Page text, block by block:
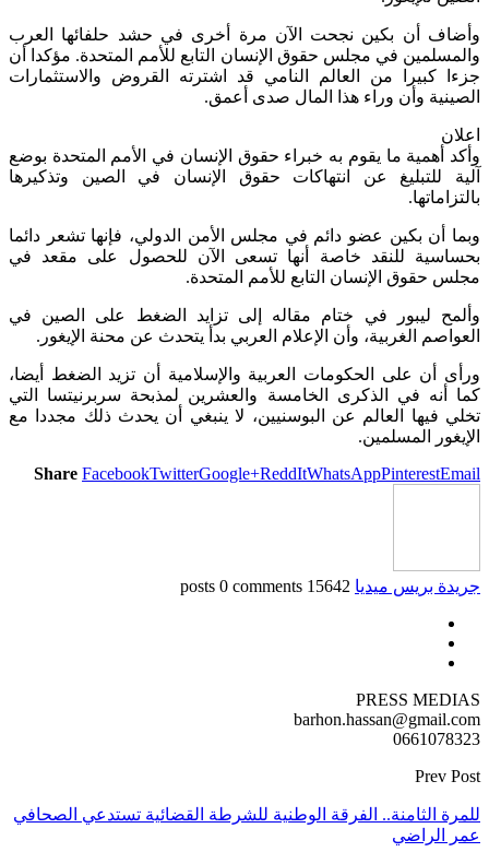
وأضاف أن بكين نجحت الآن مرة أخرى في حشد حلفائها العرب
والمسلمين في مجلس حقوق الإنسان التابع للأمم المتحدة. مؤكدا أن
جزءا كبيرا من العالم النامي قد اشترته القروض والاستثمارات
الصينية وأن وراء هذا المال صدى أعمق.
اعلان
وأكد أهمية ما يقوم به خبراء حقوق الإنسان في الأمم المتحدة بوضع
آلية للتبليغ عن انتهاكات حقوق الإنسان في الصين وتذكيرها
بالتزاماتها.
وبما أن بكين عضو دائم في مجلس الأمن الدولي، فإنها تشعر دائما
بحساسية للنقد خاصة أنها تسعى الآن للحصول على مقعد في
مجلس حقوق الإنسان التابع للأمم المتحدة.
وألمح ليبور في ختام مقاله إلى تزايد الضغط على الصين في
العواصم الغربية، وأن الإعلام العربي بدأ يتحدث عن محنة الإيغور.
ورأى أن على الحكومات العربية والإسلامية أن تزيد الضغط أيضا،
كما أنه في الذكرى الخامسة والعشرين لمذبحة سربرنيتسا التي
تخلي فيها العالم عن البوسنيين، لا ينبغي أن يحدث ذلك مجددا مع
الإيغور المسلمين.
Share FacebookTwitterGoogle+ReddItWhatsAppPinterestEmail
جريدة بريس ميديا 15642 posts
0 comments
PRESS MEDIAS
barhon.hassan@gmail.com
0661078323
Prev Post
للمرة الثامنة.. الفرقة الوطنية للشرطة القضائية تستدعي الصحافي
عمر الراضي